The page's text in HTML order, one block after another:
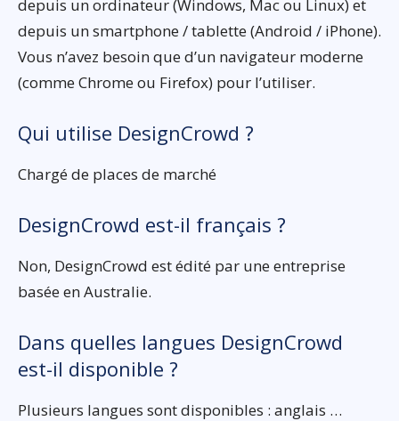
depuis un ordinateur (Windows, Mac ou Linux) et
depuis un smartphone / tablette (Android / iPhone).
Vous n’avez besoin que d’un navigateur moderne
(comme Chrome ou Firefox) pour l’utiliser.
Qui utilise DesignCrowd ?
Chargé de places de marché
DesignCrowd est-il français ?
Non, DesignCrowd est édité par une entreprise
basée en Australie.
Dans quelles langues DesignCrowd
est-il disponible ?
Plusieurs langues sont disponibles : anglais …